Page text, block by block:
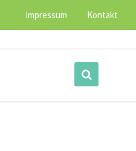
Impressum Kontakt